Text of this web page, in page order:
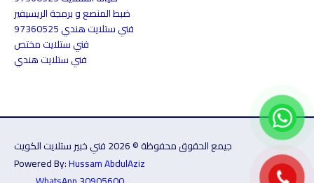
ضبط المنصع و برمجة الريسيفير
فني ستلايت هندي 97360525
فني ستلايت مختص
فني ستلايت هندي
جيمع الحقوق محفوظة © 2026 فني خبير ستلايت الكويت
Powered By:Hussam AbdulAziz